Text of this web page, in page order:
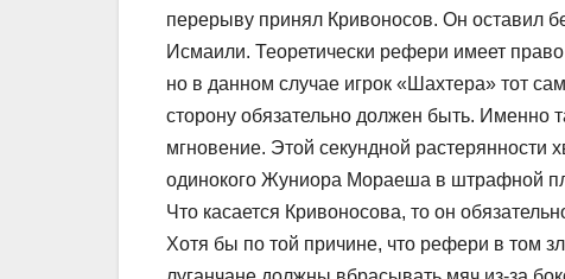
перерыву принял Кривоносов. Он оставил
Исмаили. Теоретически рефери имеет
но в данном случае игрок «Шахтера» тот
сторону обязательно должен быть. Именно
мгновение. Этой секундной
одинокого Жуниора Мораеша в штрафной
Что касается Кривоносова, то он
Хотя бы по той причине, что рефери в том